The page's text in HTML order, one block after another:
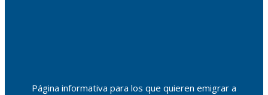
Página informativa para los que quieren emigrar a